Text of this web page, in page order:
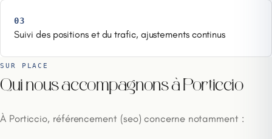
03
Suivi des positions et du trafic, ajustements continus
SUR PLACE
Qui nous accompagnons à Porticcio
À Porticcio, référencement (seo) concerne notamment :